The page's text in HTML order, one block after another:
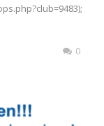
0